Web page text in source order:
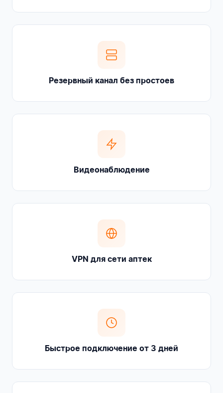
Резервный канал без простоев
Видеонаблюдение
VPN для сети аптек
Быстрое подключение от 3 дней